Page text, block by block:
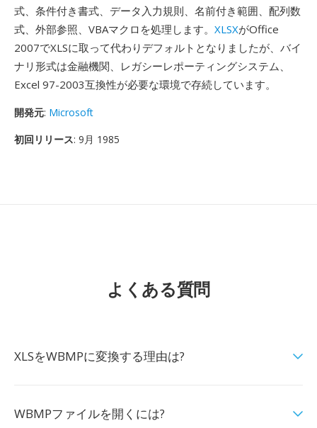
式、条件付き書式、データ入力規則、名前付き範囲、配列数
式、外部参照、VBAマクロを処理します。 XLSXがOffice
2007でXLSに取って代わりデフォルトとなりましたが、バイ
ナリ形式は金融機関、レガシーレポーティングシステム、
Excel 97-2003互換性が必要な環境で存続しています。
開発元: Microsoft
初回リリース: 9月 1985
よくある質問
XLSをWBMPに変換する理由は?
WBMPファイルを開くには?